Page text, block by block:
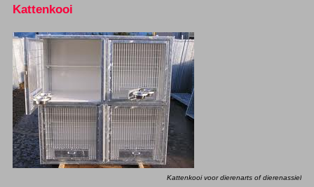
Kattenkooi
Kattenkooi voor dierenarts of dierenassiel